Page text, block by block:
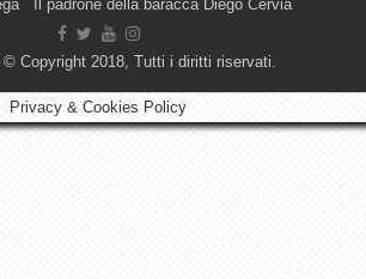
Il padrone della baracca Diego Cervia
Copyright 2018, Tutti i diritti riservati.
Privacy & Cookies Policy